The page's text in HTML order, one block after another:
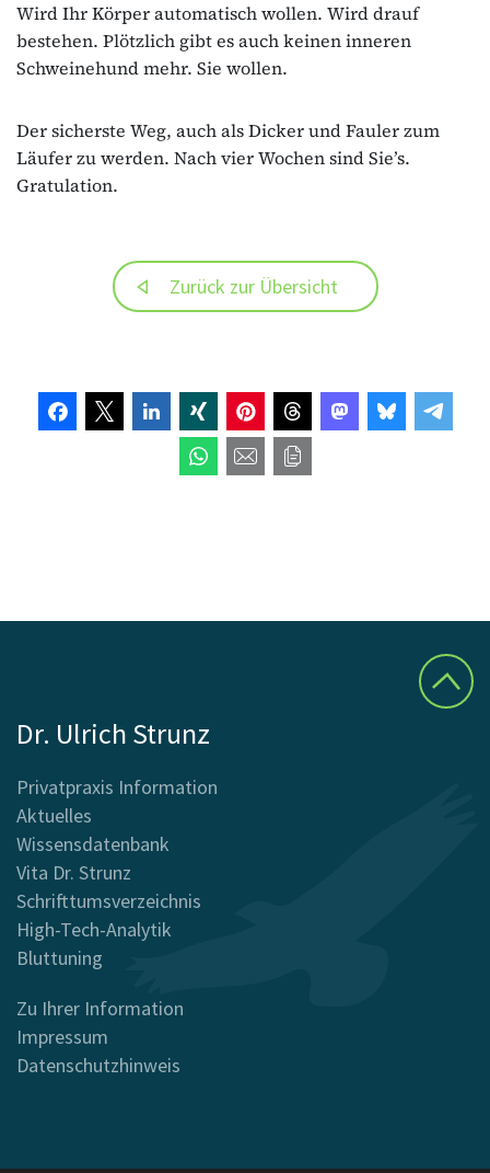
Wird Ihr Körper automatisch wollen. Wird drauf
bestehen. Plötzlich gibt es auch keinen inneren
Schweinehund mehr. Sie wollen.
Der sicherste Weg, auch als Dicker und Fauler zum
Läufer zu werden. Nach vier Wochen sind Sie’s.
Gratulation.
Zurück zur Übersicht
Dr. Ulrich Strunz
Privatpraxis Information
Aktuelles
Wissensdatenbank
Vita Dr. Strunz
Schrifttumsverzeichnis
High-Tech-Analytik
Bluttuning
Zu Ihrer Information
Impressum
Datenschutzhinweis